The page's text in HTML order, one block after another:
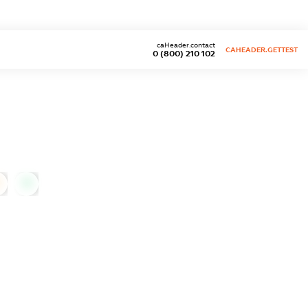
0 (800) 210 102
caHeader.contact
CAHEADER.GETTEST